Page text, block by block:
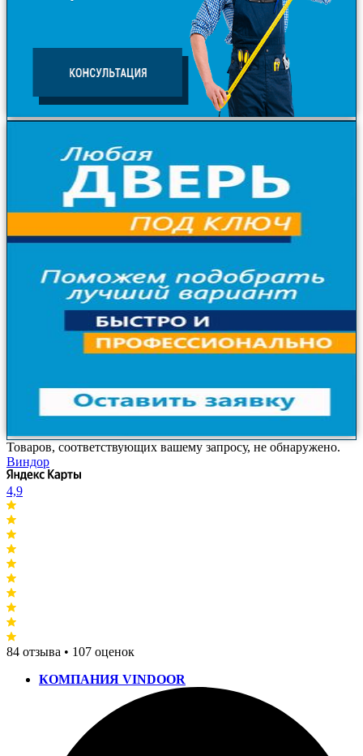
Товаров, соответствующих вашему запросу, не обнаружено.
Виндор
4,9
84 отзыва • 107 оценок
КОМПАНИЯ VINDOOR